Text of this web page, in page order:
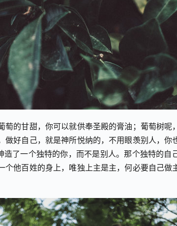
的甘甜，你可以就供奉圣殿的膏油；葡萄树呢
做好自己，就是神所悦纳的，不用眼羡别人，你
造了一个独特的你，而不是别人。那个独特的自
他百姓的身上，唯独上主是主，何必要自己做